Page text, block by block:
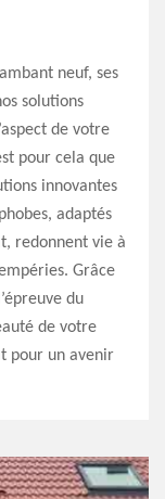
neuf, ses
solutions
de votre
pour cela que
innovantes
adaptés
redonnent vie à
Grâce
du
de votre
pour un avenir